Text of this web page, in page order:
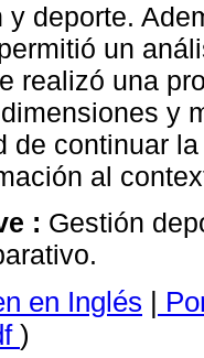
y deporte.
un
realizó una
y
de continuar
al
: Gestión
en Inglés |
)